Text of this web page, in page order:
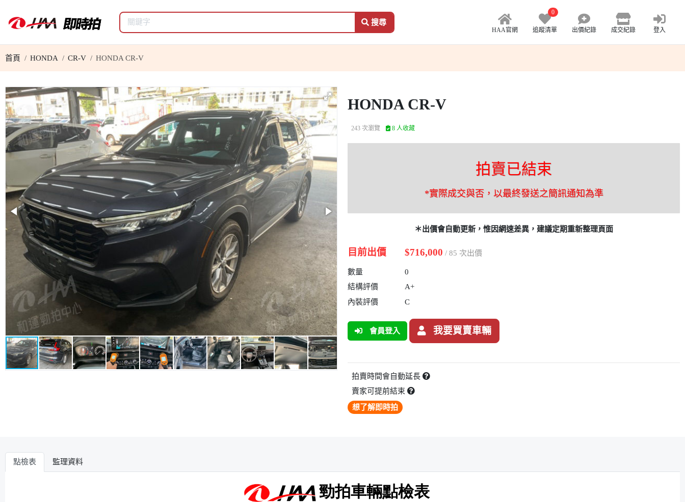
搜尋
HAA官網
0
追蹤清單 出價紀錄 成交紀錄 登入
首頁 HONDA CR-V HONDA CR-V
HONDA CR-V
243 次瀏覽 8 人收藏
拍賣已結束
*實際成交與否，以最終發送之簡訊通知為準
＊出價會自動更新，惟因網速差異，建議定期重新整理頁面
目前出價 $716,000 / 85 次出價
數量
0
結構評價
A+
內裝評價
C
會員登入 我要買賣車輛
拍賣時間會自動延長
賣家可提前結束
想了解即時拍
點檢表 監理資料